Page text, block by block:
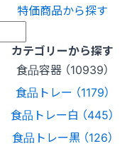
特価商品から探す
カテゴリーから探す
食品容器 （10939）
食品トレー （1179）
食品トレー白 （445）
食品トレー黒 （126）